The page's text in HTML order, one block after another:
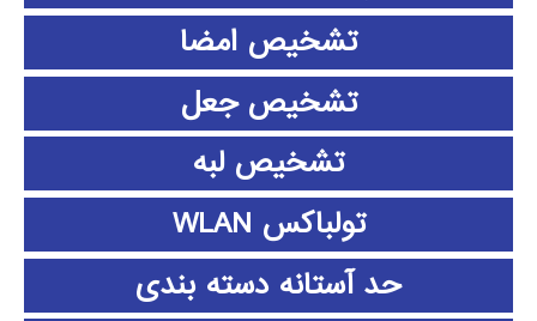
تشخیص امضا
تشخیص جعل
تشخیص لبه
تولباکس WLAN
حد آستانه دسته بندی